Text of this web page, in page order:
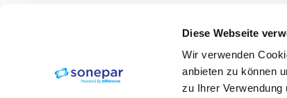
Diese Webseite
Wir verwenden
anbieten zu können
zu Ihrer